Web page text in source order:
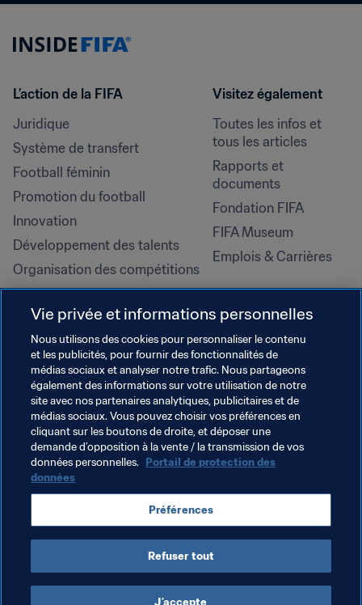
L’action de la FIFA
Juridique
Système de transfert
Football féminin
Promotion du football
Innovation
Développement des talents
Organisation des compétitions
Développement durable
Droits de l'homme et lutte contre
la discrimination
Santé et médical
Initiatives en matière de
formation
Visitez également
Toutes les infos et
tous les articles
Rapports et
documents
Fondation FIFA
FIFA Museum
Emplois & Carrières
CONDITIONS D'UTILISATION
PORTAIL DE LA FIFA SUR LA PROTECTION DES DONNÉES
TÉLÉCHARGEMENTS
PARAMÈTRAGE DES COOKIES
Droits d'auteur © 1994 - 2025 FIFA. Tous les droits sont réservés.
Vie privée et informations personnelles
Nous utilisons des cookies pour personnaliser le contenu
et les publicités, pour fournir des fonctionnalités de
médias sociaux et analyser notre trafic. Nous partageons
également des informations sur votre utilisation de notre
site avec nos partenaires analytiques, publicitaires et de
médias sociaux. Vous pouvez choisir vos préférences en
cliquant sur les boutons de droite, et déposer une
demande d’opposition à la vente / la transmission de vos
données personnelles. Portail de protection des
données
Préférences
Refuser tout
J’accepte